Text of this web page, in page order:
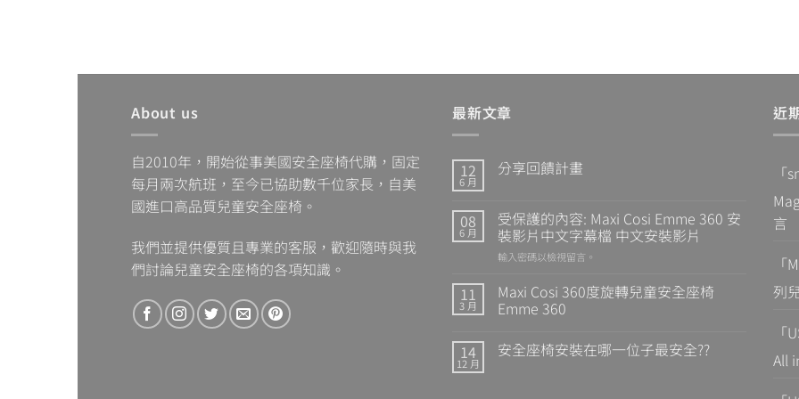
About us
自2010年，開始從事美國安全座椅代購，固定
每月兩次航班，至今已協助數千位家長，自美
國進口高品質兒童安全座椅。
我們並提供優質且專業的客服，歡迎隨時與我
們討論兒童安全座椅的各項知識。
最新文章
12
6 月
分享回饋計畫
08
6 月
受保護的內容: Maxi Cosi Emme 360 安
裝影片中文字幕檔 中文安裝影片
輸入密碼以檢視留言。
11
3 月
Maxi Cosi 360度旋轉兒童安全座椅
Emme 360
14
12 月
安全座椅安裝在哪一位子最安全??
近
「
言
「
列
「
All